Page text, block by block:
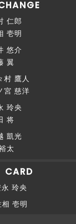
枠内にシュート
る
：９本
：５本
枠内にシュート
る
仁郎
壱明
悠介
翼
村 鷹人
宮 慈洋
玲央
将
凱光
太
CARD
玲央
相 壱明